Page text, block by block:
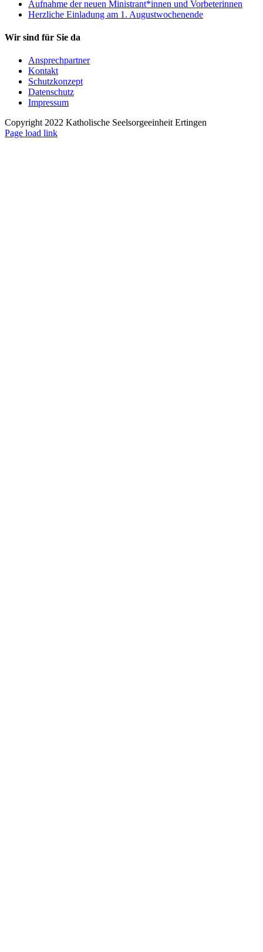
Aufnahme der neuen Ministrant*innen und Vorbeterinnen
Herzliche Einladung am 1. Augustwochenende
Wir sind für Sie da
Ansprechpartner
Kontakt
Schutzkonzept
Datenschutz
Impressum
Copyright 2022 Katholische Seelsorgeeinheit Ertingen
Page load link